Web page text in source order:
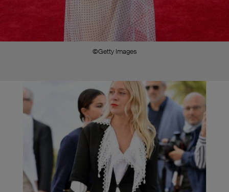
©Getty Images